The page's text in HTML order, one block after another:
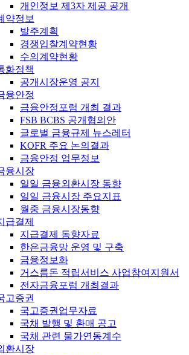
개인정보 제3자 제공 공개
약정보
발주계획
경쟁입찰계약현황
수의계약현황
화정책
공개시장운영 공지
융안정
금융안정포럼 개최 결과
FSB BCBS 공개협의안
글로벌 금융규제 뉴스레터
KOFR 주요 논의결과
금융안정 업무정보
융시장
일일 금융외환시장 동향
일일 금융시장 주요지표
월중 금융시장동향
급결제
지급결제 동향자료
한은금융망 운영 및 구축
금융정보화
거스름돈 적립서비스 사업참여지원서
전자금융포럼 개최결과
고증권
국고증권업무자료
국채 발행 및 환매 공고
국채 관련 물가연동계수
환시장